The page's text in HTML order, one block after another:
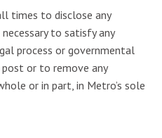
times to disclose any
to satisfy any
process or governmental
or to remove any
or in part, in Metro’s sole